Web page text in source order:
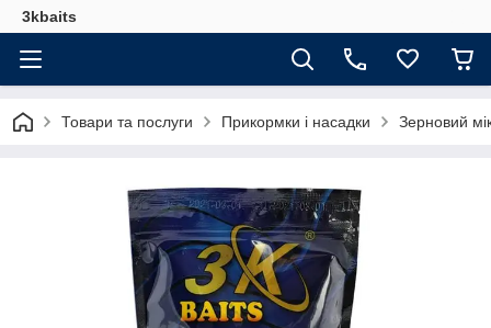
3kbaits
Товари та послуги Прикормки і насадки Зерновий